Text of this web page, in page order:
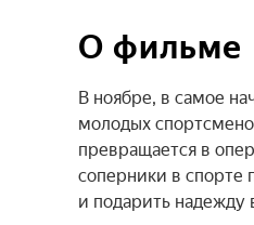
О фильме
В ноябре, в самое
молодых
превращается в
соперники в спорте
и подарить надежду